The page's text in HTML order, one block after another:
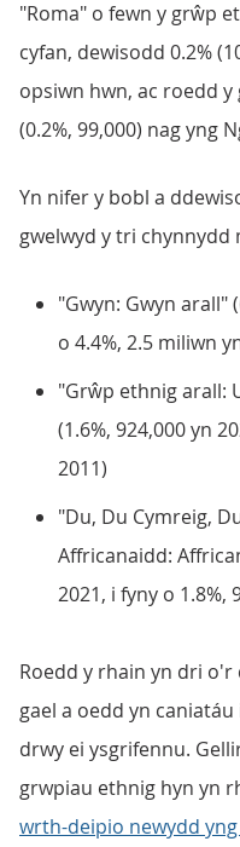
"Roma" o fewn y grŵp
cyfan, dewisodd 0.2%
opsiwn hwn, ac roedd
(0.2%, 99,000) nag yng
Yn nifer y bobl a
gwelwyd y tri chynnydd
"Gwyn: Gwyn arall"
o 4.4%, 2.5 miliwn
"Grŵp ethnig arall:
(1.6%, 924,000 yn
2011)
"Du, Du Cymreig,
Affricanaidd:
2021, i fyny o 1.8%,
Roedd y rhain yn dri
gael a oedd yn
drwy ei ysgrifennu.
grwpiau ethnig hyn yn
wrth-deipio newydd